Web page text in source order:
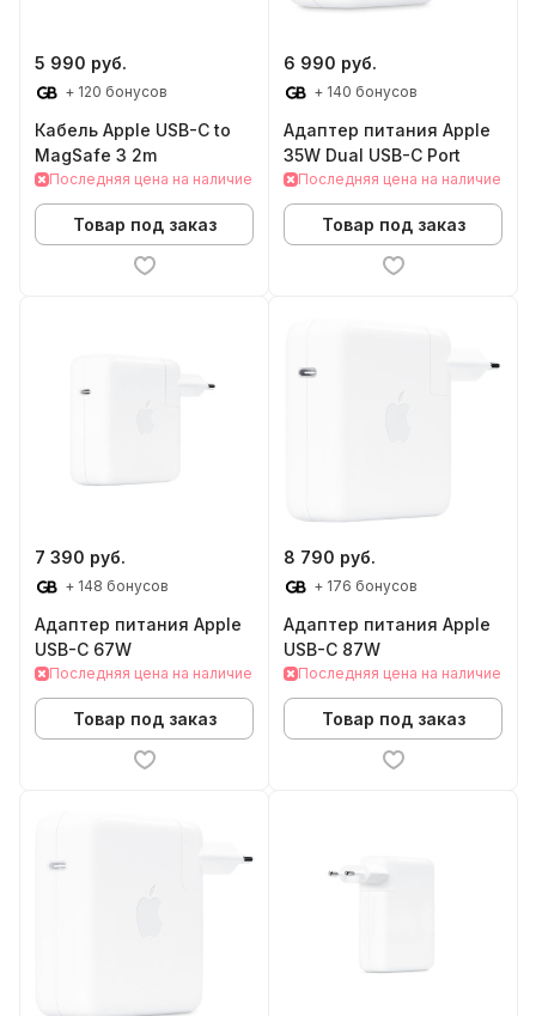
5 990 руб.
+ 120 бонусов
Кабель Apple USB-C to
MagSafe 3 2m
Последняя цена на наличие
Товар под заказ
6 990 руб.
+ 140 бонусов
Адаптер питания Apple
35W Dual USB-C Port
Последняя цена на наличие
Товар под заказ
7 390 руб.
+ 148 бонусов
Адаптер питания Apple
USB-C 67W
Последняя цена на наличие
Товар под заказ
8 790 руб.
+ 176 бонусов
Адаптер питания Apple
USB-C 87W
Последняя цена на наличие
Товар под заказ